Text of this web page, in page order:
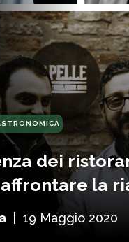
dei
la
19 Maggio 2020